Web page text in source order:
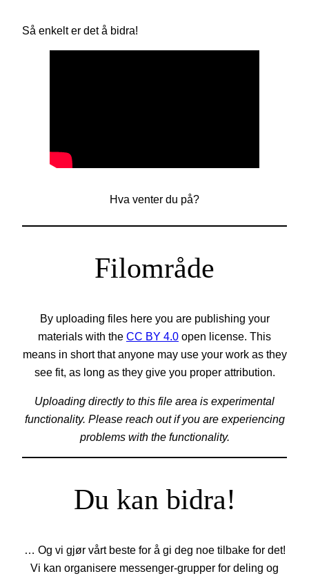
Så enkelt er det å bidra!
Hva venter du på?
Filområde
By uploading files here you are publishing your
materials with the CC BY 4.0 open license. This
means in short that anyone may use your work as they
see fit, as long as they give you proper attribution.
Uploading directly to this file area is experimental
functionality. Please reach out if you are experiencing
problems with the functionality.
Du kan bidra!
… Og vi gjør vårt beste for å gi deg noe tilbake for det!
Vi kan organisere messenger-grupper for deling og